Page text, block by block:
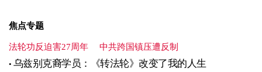
焦点专题
法轮功反迫害27周年 中共跨国镇压遭反制
乌兹别克裔学员：《转法轮》改变了我的人生